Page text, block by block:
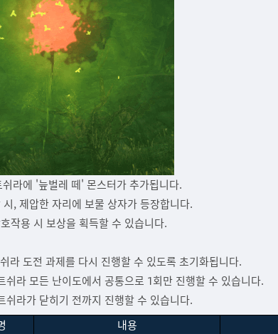
라에 '늪벌레 떼' 몬스터가 추가됩니다.
시, 제압한 자리에 보물 상자가 등장합니다.
작용 시 보상을 획득할 수 있습니다.
라 도전 과제를 다시 진행할 수 있도록 초기화됩니다.
쉬라 모든 난이도에서 공통으로 1회만 진행할 수 있습니다.
쉬라가 닫히기 전까지 진행할 수 있습니다.
내용